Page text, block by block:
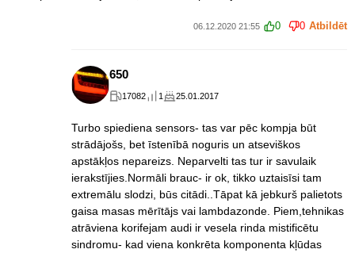
06.12.2020 21:55 0 0 Atbildēt
650
17082 1 25.01.2017
Turbo spiediena sensors- tas var pēc kompja būt
strādājošs, bet īstenībā noguris un atseviškos
apstākļos nepareizs. Neparvelti tas tur ir savulaik
ierakstījies.Normāli brauc- ir ok, tikko uztaisīsi tam
extremālu slodzi, būs citādi..Tāpat kā jebkurš palietots
gaisa masas mērītājs vai lambdazonde. Piem,tehnikas
atrāviena korifejam audi ir vesela rinda mistificētu
sindromu- kad viena konkrēta komponenta kļūdas